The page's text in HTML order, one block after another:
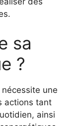
sa
?
une
actions tant
ainsi